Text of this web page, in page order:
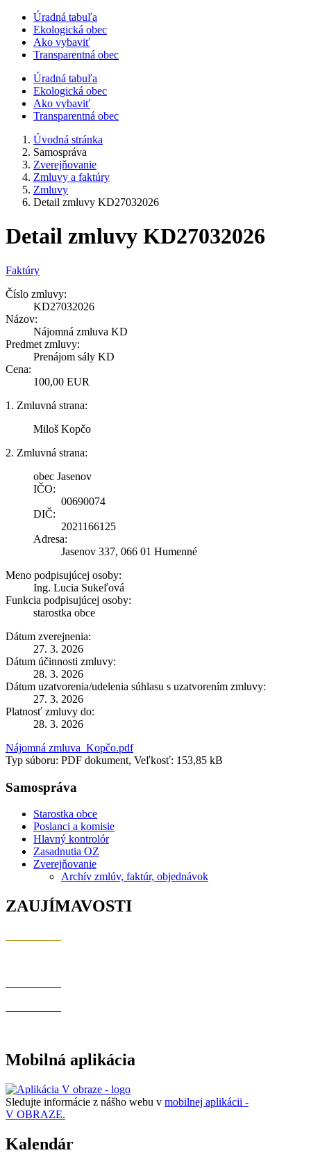
Úradná tabuľa
Ekologická obec
Ako vybaviť
Transparentná obec
Úradná tabuľa
Ekologická obec
Ako vybaviť
Transparentná obec
Úvodná stránka
Samospráva
Zverejňovanie
Zmluvy a faktúry
Zmluvy
Detail zmluvy KD27032026
Detail zmluvy KD27032026
Faktúry
Číslo zmluvy:
KD27032026
Názov:
Nájomná zmluva KD
Predmet zmluvy:
Prenájom sály KD
Cena:
100,00 EUR
1. Zmluvná strana:
Miloš Kopčo
2. Zmluvná strana:
obec Jasenov
IČO:
00690074
DIČ:
2021166125
Adresa:
Jasenov 337, 066 01 Humenné
Meno podpisujúcej osoby:
Ing. Lucia Sukeľová
Funkcia podpisujúcej osoby:
starostka obce
Dátum zverejnenia:
27. 3. 2026
Dátum účinnosti zmluvy:
28. 3. 2026
Dátum uzatvorenia/udelenia súhlasu s uzatvorením zmluvy:
27. 3. 2026
Platnosť zmluvy do:
28. 3. 2026
Nájomná zmluva_Kopčo.pdf
Typ súboru: PDF dokument, Veľkosť: 153,85 kB
Samospráva
Starostka obce
Poslanci a komisie
Hlavný kontrolór
Zasadnutia OZ
Zverejňovanie
Archív zmlúv, faktúr, objednávok
ZAUJÍMAVOSTI
Mobilná aplikácia
Sledujte informácie z nášho webu v mobilnej aplikácii -
V OBRAZE.
Kalendár